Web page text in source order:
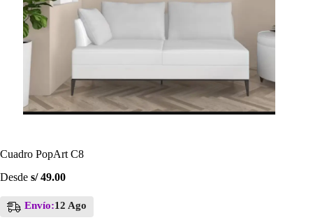
Cuadro PopArt C8
Desde s/49.00
Envío:12 Ago